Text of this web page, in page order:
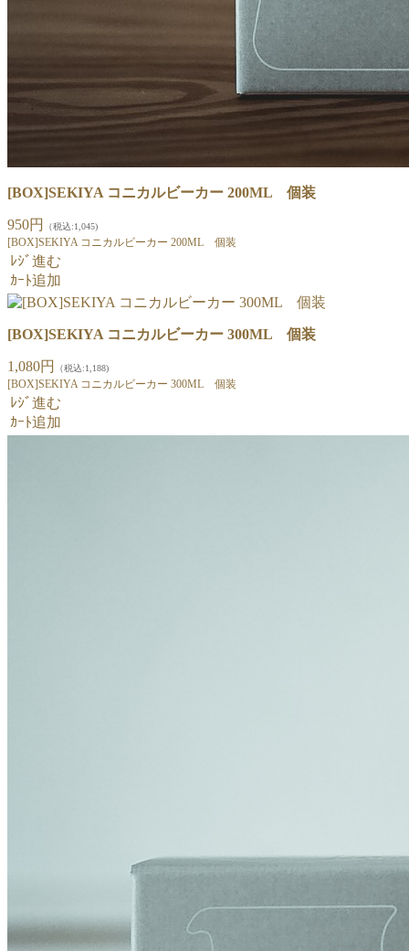
[BOX]SEKIYA コニカルビーカー 200ML 個装
950円 （税込:1,045)
[BOX]SEKIYA コニカルビーカー 200ML 個装
ﾚｼﾞ進む
ｶｰﾄ追加
[BOX]SEKIYA コニカルビーカー 300ML 個装
1,080円 （税込:1,188)
[BOX]SEKIYA コニカルビーカー 300ML 個装
ﾚｼﾞ進む
ｶｰﾄ追加